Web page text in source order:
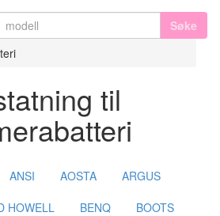
Søke
til
ANSI AOSTA
ARGUS
HOWELL BENQ
BOOTS